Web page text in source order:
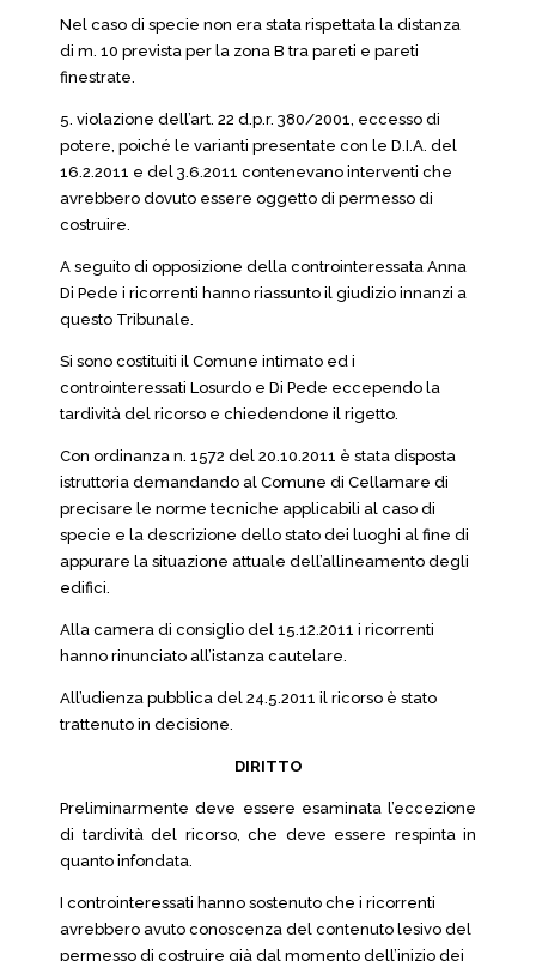
Nel caso di specie non era stata rispettata la distanza
di m. 10 prevista per la zona B tra pareti e pareti
finestrate.
5. violazione dell’art. 22 d.p.r. 380/2001, eccesso di
potere, poiché le varianti presentate con le D.I.A. del
16.2.2011 e del 3.6.2011 contenevano interventi che
avrebbero dovuto essere oggetto di permesso di
costruire.
A seguito di opposizione della controinteressata Anna
Di Pede i ricorrenti hanno riassunto il giudizio innanzi a
questo Tribunale.
Si sono costituiti il Comune intimato ed i
controinteressati Losurdo e Di Pede eccependo la
tardività del ricorso e chiedendone il rigetto.
Con ordinanza n. 1572 del 20.10.2011 è stata disposta
istruttoria demandando al Comune di Cellamare di
precisare le norme tecniche applicabili al caso di
specie e la descrizione dello stato dei luoghi al fine di
appurare la situazione attuale dell’allineamento degli
edifici.
Alla camera di consiglio del 15.12.2011 i ricorrenti
hanno rinunciato all’istanza cautelare.
All’udienza pubblica del 24.5.2011 il ricorso è stato
trattenuto in decisione.
DIRITTO
Preliminarmente deve essere esaminata l’eccezione
di tardività del ricorso, che deve essere respinta in
quanto infondata.
I controinteressati hanno sostenuto che i ricorrenti
avrebbero avuto conoscenza del contenuto lesivo del
permesso di costruire già dal momento dell’inizio dei